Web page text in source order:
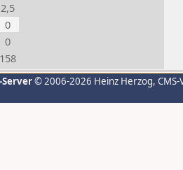
2,5
0
0
158
© 2006-2026 Heinz Herzog,